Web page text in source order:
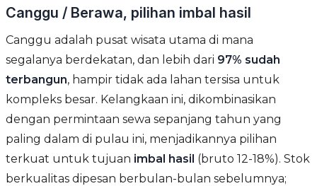
Canggu / Berawa, pilihan imbal hasil
Canggu adalah pusat wisata utama di mana
segalanya berdekatan, dan lebih dari 97% sudah
terbangun, hampir tidak ada lahan tersisa untuk
kompleks besar. Kelangkaan ini, dikombinasikan
dengan permintaan sewa sepanjang tahun yang
paling dalam di pulau ini, menjadikannya pilihan
terkuat untuk tujuan imbal hasil (bruto 12-18%). Stok
berkualitas dipesan berbulan-bulan sebelumnya;